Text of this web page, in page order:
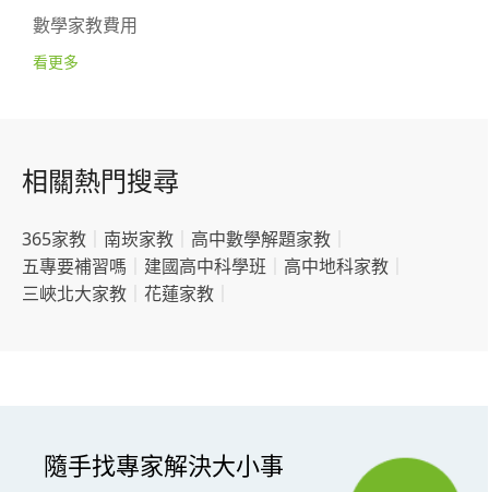
數學家教費用
看更多
相關熱門搜尋
365家教 南崁家教 高中數學解題家教
五專要補習嗎
建國高中科學班 高中地科家教
三峽北大家教
花蓮家教
隨手找專家解決大小事